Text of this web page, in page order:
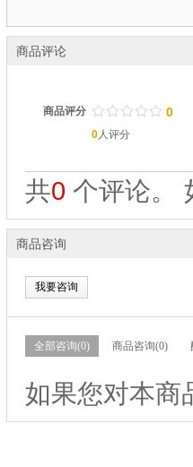
商品评论
商品评分 / / / / /
. . . . . 0
0人评分
共0 个评论。
商品咨询
我要咨询
全部咨询(0) 商品咨询(0)
如果您对本商